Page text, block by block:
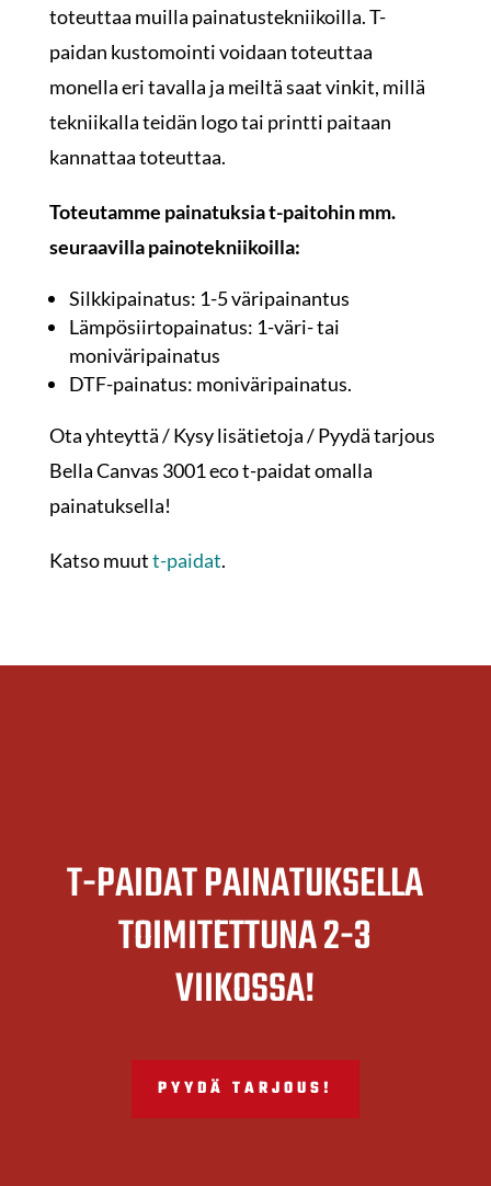
toteuttaa muilla painatustekniikoilla. T-
paidan kustomointi voidaan toteuttaa
monella eri tavalla ja meiltä saat vinkit, millä
tekniikalla teidän logo tai printti paitaan
kannattaa toteuttaa.
Toteutamme painatuksia t-paitohin mm.
seuraavilla painotekniikoilla:
Silkkipainatus: 1-5 väripainantus
Lämpösiirtopainatus: 1-väri- tai
moniväripainatus
DTF-painatus: moniväripainatus.
Ota yhteyttä / Kysy lisätietoja / Pyydä tarjous
Bella Canvas 3001 eco t-paidat omalla
painatuksella!
Katso muutt-paidat.
T-PAIDAT PAINATUKSELLA
TOIMITETTUNA 2-3
VIIKOSSA!
PYYDÄ TARJOUS!